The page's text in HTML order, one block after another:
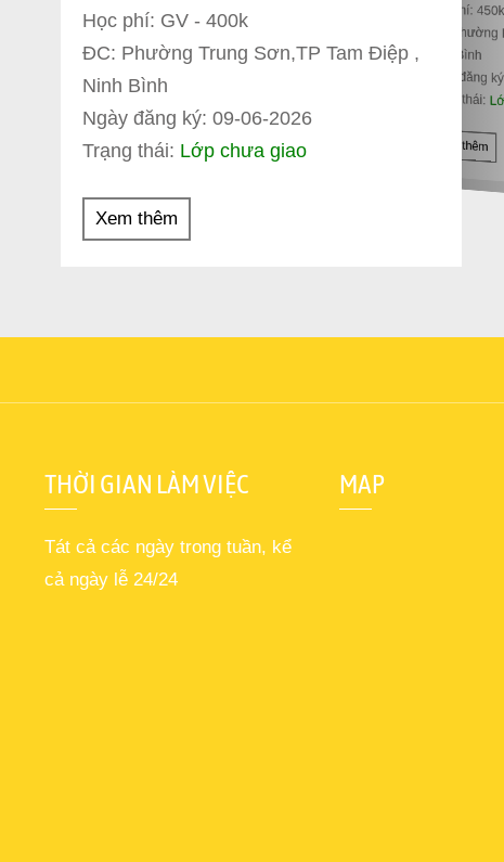
Học phí: GV - 400k
ĐC: Phường Trung Sơn,TP Tam Điệp ,
Ninh Bình
Ngày đăng ký: 09-06-2026
Trạng thái: Lớp chưa giao
Xem thêm
Học phí:
ĐC:
Ninh Bình
Ngày đăng
Trạng thái:
Xem thêm
THỜI GIAN LÀM VIỆC
Tát cả các ngày trong tuần, kể
cả ngày lễ 24/24
MAP